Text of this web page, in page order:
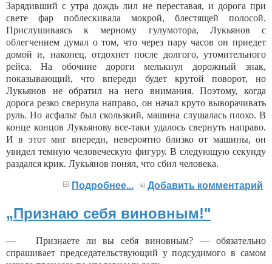
Зарядивший с утра дождь лил не переста­вая, и дорога при
свете фар поблескивала мокрой, блестящей полосой.
Прислушиваясь к мерному гулумотора, Лукьянов с
облегчением думал о том, что че­рез пару часов он приедет
домой и, наконец, отдохнет после долгого, утомительного
рейса. На обочине до­роги мелькнул дорожный знак,
показывающий, что впереди будет крутой поворот, но
Лукьянов не обра­тил на него внимания. Поэтому, когда
дорога резко свернула направо, он начал круто выворачивать
руль. Но асфальт был скользкий, машина слушалась плохо. В
конце концов Лукьянову все-таки удалось свернуть направо.
И в этот миг впереди, невероятно близко от машины, он
увидел темную человеческую фигуру. В следующую секунду
раздался крик. Лукьянов по­нял, что сбил человека.
Подробнее... Добавить комментарий
„Признаю себя виновным!"
— Признаете ли вы себя виновным? — обязательно
спрашивает председательствующий у подсудимого в самом